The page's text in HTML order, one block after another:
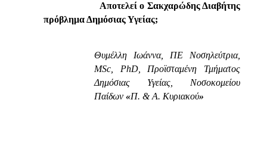
Αποτελεί ο Σακχαρώδης Διαβήτης
πρόβλημα Δημόσιας Υγείας;
Θυμέλλη Ιωάννα, ΠΕ Νοσηλεύτρια,
MSc, PhD, Προϊσταμένη Τμήματος
Δημόσιας Υγείας, Νοσοκομείου
Παίδων «Π. & Α. Κυριακού»